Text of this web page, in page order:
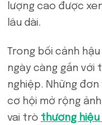
lượng cao được
lâu dài.
Trong bối cảnh
ngày càng gắn với
nghiệp. Những
cơ hội mở rộng
vai trò thương hiệu